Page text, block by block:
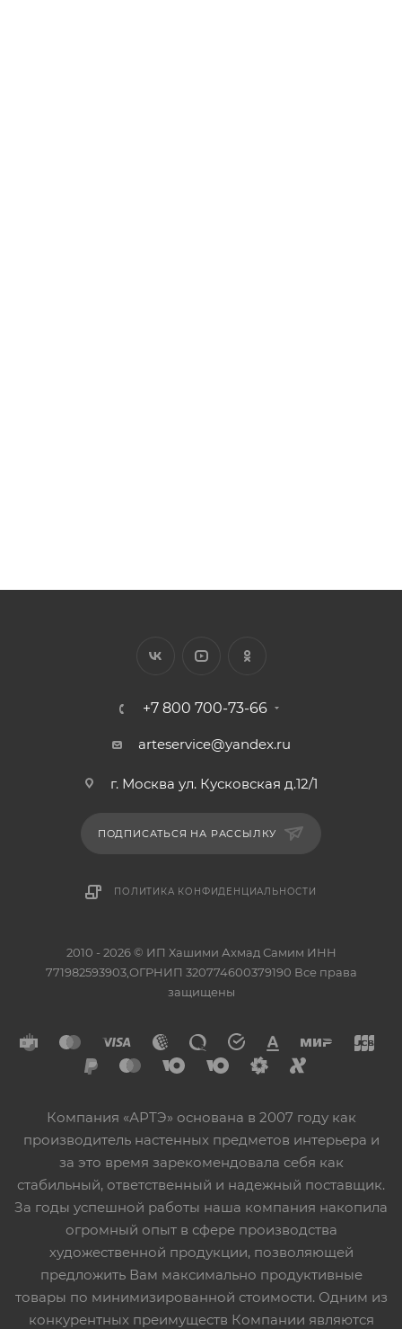
+7 800 700-73-66
arteservice@yandex.ru
г. Москва ул. Кусковская д.12/1
ПОДПИСАТЬСЯ НА РАССЫЛКУ
ПОЛИТИКА КОНФИДЕНЦИАЛЬНОСТИ
2010 - 2026 © ИП Хашими Ахмад Самим ИНН
771982593903,ОГРНИП 320774600379190 Все права
защищены
Компания «АРТЭ» основана в 2007 году как
производитель настенных предметов интерьера и
за это время зарекомендовала себя как
стабильный, ответственный и надежный поставщик.
За годы успешной работы наша компания накопила
огромный опыт в сфере производства
художественной продукции, позволяющей
предложить Вам максимально продуктивные
товары по минимизированной стоимости. Одним из
конкурентных преимуществ Компании являются